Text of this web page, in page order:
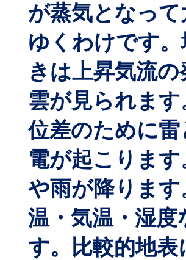
が蒸気となっ
ゆくわけです
きは上昇気流
雲が見られま
位差のために
電が起こりま
や雨が降りま
温・気温・湿
す。比較的地